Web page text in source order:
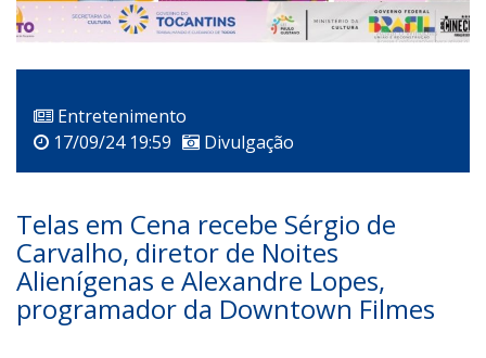
Entretenimento
17/09/24 19:59
Divulgação
Telas em Cena recebe Sérgio de
Carvalho, diretor de Noites
Alienígenas e Alexandre Lopes,
programador da Downtown Filmes